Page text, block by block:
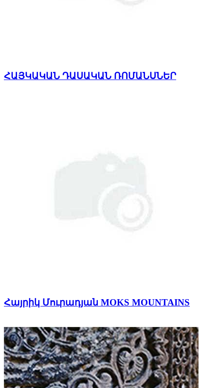
ՀԱՅԿԱԿԱՆ ԴԱՍԱԿԱՆ ՌՈՄԱՆՍՆԵՐ
Հայրիկ Մուրադյան MOKS MOUNTAINS